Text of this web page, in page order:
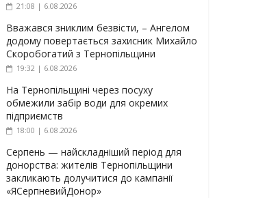
21:08 | 6.08.2026
Вважався зниклим безвісти, – Ангелом
додому повертається захисник Михайло
Скоробогатий з Тернопільщини
19:32 | 6.08.2026
На Тернопільщині через посуху
обмежили забір води для окремих
підприємств
18:00 | 6.08.2026
Серпень — найскладніший період для
донорства: жителів Тернопільщини
закликають долучитися до кампанії
«ЯСерпневийДонор»